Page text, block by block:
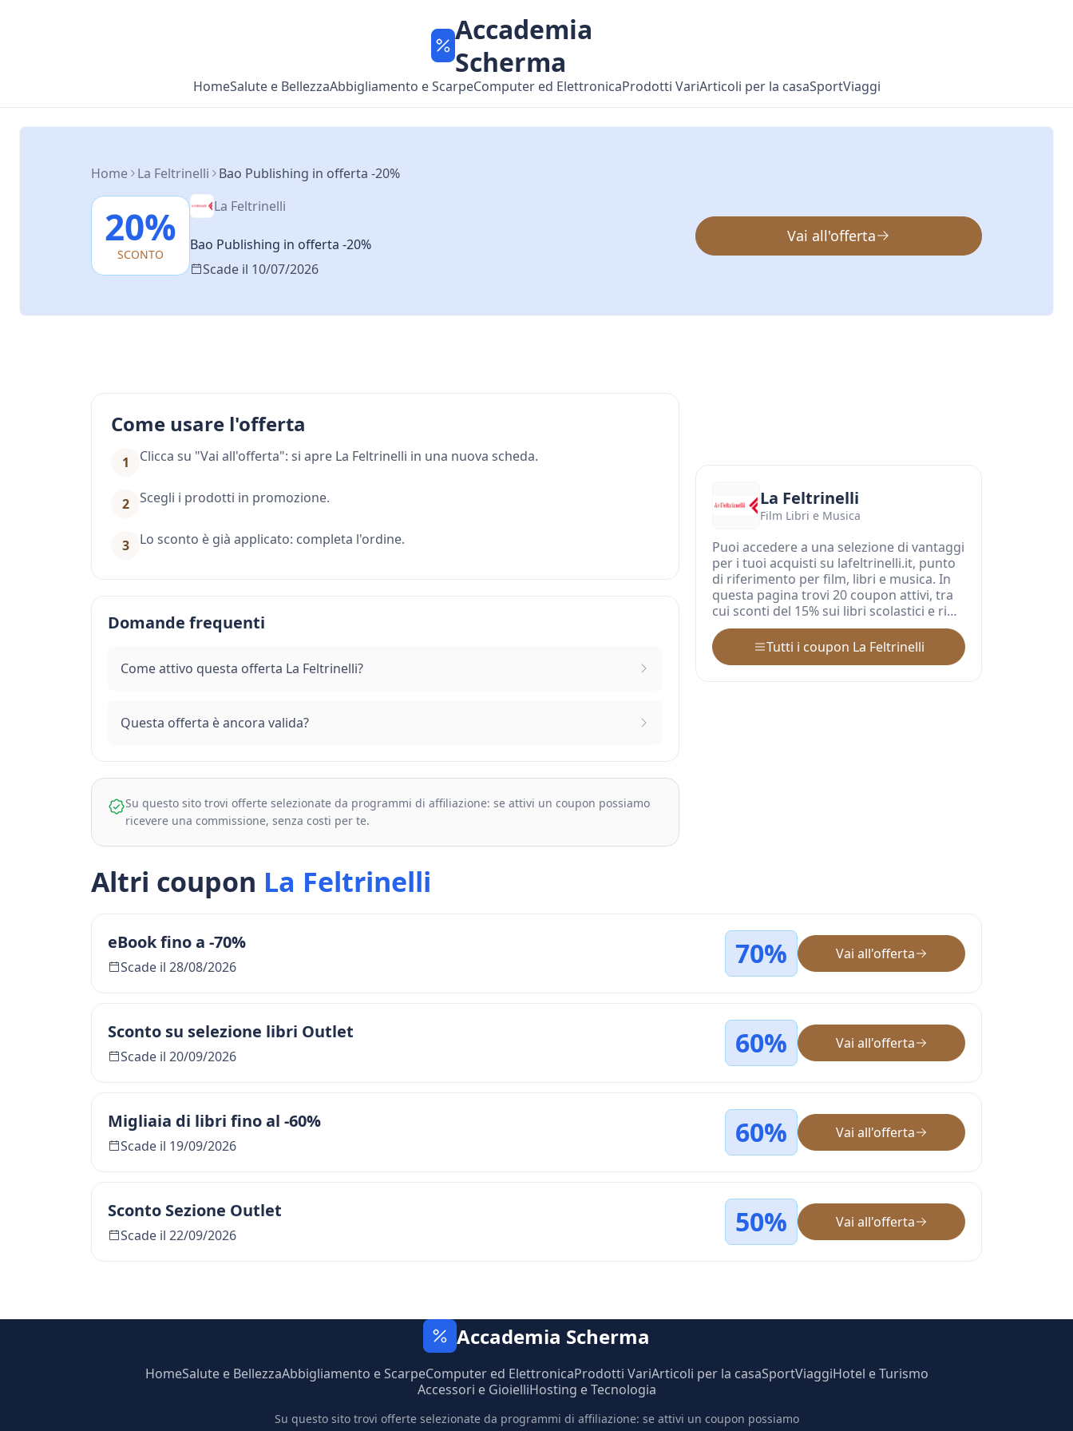
Accademia
Scherma
HomeSalute e BellezzaAbbigliamento e ScarpeComputer ed ElettronicaProdotti VariArticoli per la casaSportViaggi
Home La Feltrinelli Bao Publishing in offerta -20%
20%
SCONTO
La Feltrinelli
Bao Publishing in offerta -20%
Scade il 10/07/2026
Vai all'offerta
Come usare l'offerta
1 Clicca su "Vai all'offerta": si apre La Feltrinelli in una nuova scheda.
2 Scegli i prodotti in promozione.
3 Lo sconto è già applicato: completa l'ordine.
Domande frequenti
Come attivo questa offerta La Feltrinelli?
Questa offerta è ancora valida?
Su questo sito trovi offerte selezionate da programmi di affiliazione: se attivi un coupon possiamo
ricevere una commissione, senza costi per te.
La Feltrinelli
Film Libri e Musica
Puoi accedere a una selezione di vantaggi
per i tuoi acquisti su lafeltrinelli.it, punto
di riferimento per film, libri e musica. In
questa pagina trovi 20 coupon attivi, tra
cui sconti del 15% sui libri scolastici e ri…
Tutti i coupon La Feltrinelli
Altri coupon La Feltrinelli
eBook fino a -70%
Scade il 28/08/2026 70% Vai all'offerta
Sconto su selezione libri Outlet
Scade il 20/09/2026 60% Vai all'offerta
Migliaia di libri fino al -60%
Scade il 19/09/2026 60% Vai all'offerta
Sconto Sezione Outlet
Scade il 22/09/2026 50% Vai all'offerta
Accademia Scherma
HomeSalute e BellezzaAbbigliamento e ScarpeComputer ed ElettronicaProdotti VariArticoli per la casaSportViaggiHotel e Turismo
Accessori e GioielliHosting e Tecnologia
Su questo sito trovi offerte selezionate da programmi di affiliazione: se attivi un coupon possiamo